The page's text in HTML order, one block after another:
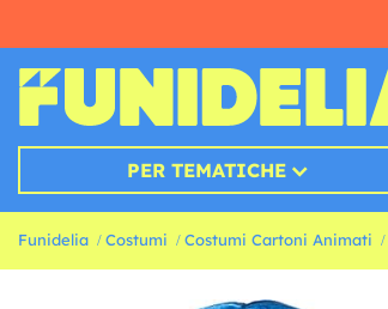
PER TEMATICHE
Funidelia Costumi Costumi Cartoni Animati